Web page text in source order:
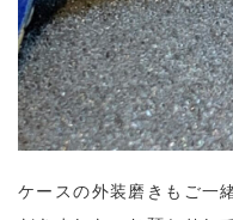
ケースの外装磨きもご一